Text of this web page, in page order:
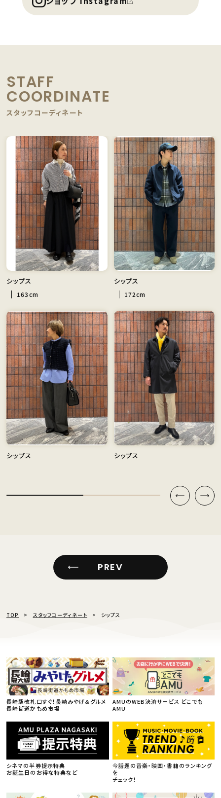
STAFF
COORDINATE
スタッフコーディネート
シップス
163cm
シップス
172cm
シップス シップス
PREV
TOP スタッフコーディネート シップス
長崎駅改札口すぐ！長崎みやげ＆グルメ
長崎街道かもめ市場
AMUのWEB決済サービス どこでも
AMU
シネマの半券提示特典
お誕生日のお得な特典など
今話題の音楽・映画・書籍のランキング
を
チェック！